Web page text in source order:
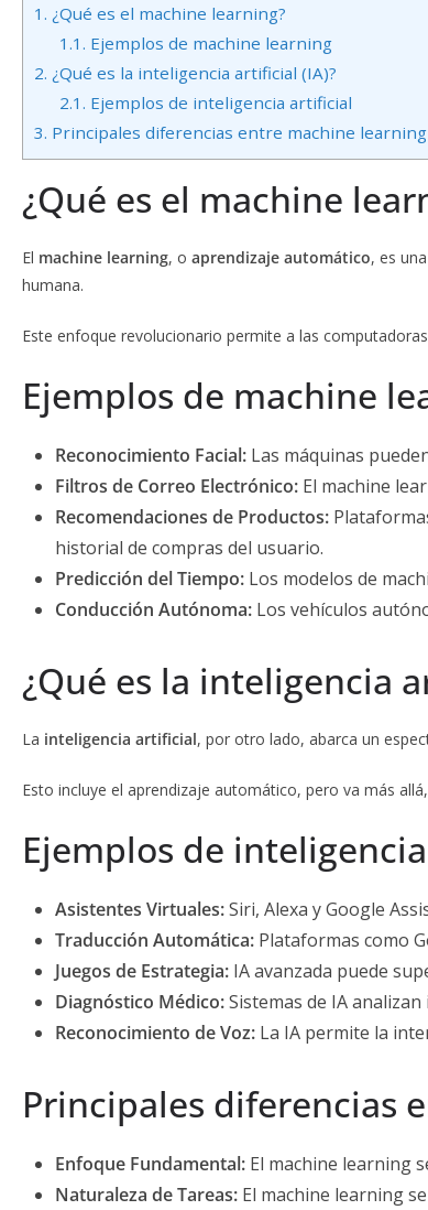
1. ¿Qué es el machine learning?
1.1. Ejemplos de machine learning
2. ¿Qué es la inteligencia artificial (IA)?
2.1. Ejemplos de inteligencia artificial
3. Principales diferencias entre machine
¿Qué es el machine
El machine learning, o aprendizaje automático, es
humana.
Este enfoque revolucionario permite a las
Ejemplos de machine
Reconocimiento Facial: Las máquinas
Filtros de Correo Electrónico: El machine
Recomendaciones de Productos:
historial de compras del usuario.
Predicción del Tiempo: Los modelos de
Conducción Autónoma: Los vehículos
¿Qué es la inteligencia
La inteligencia artificial, por otro lado, abarca un
Esto incluye el aprendizaje automático, pero va más
Ejemplos de
Asistentes Virtuales:Siri, Alexa y Google
Traducción Automática: Plataformas como
Juegos de Estrategia: IA avanzada puede
Diagnóstico Médico:Sistemas de IA
Reconocimiento de Voz: La IA permite la
Principales diferencias
Enfoque Fundamental: El machine learning
Naturaleza de Tareas: El machine learning